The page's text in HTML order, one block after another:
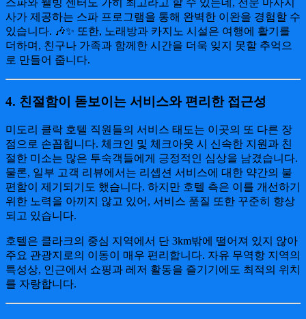
스파와 웰빙 센터도 가히 최고라고 할 수 있는데, 전문 마사지
사가 제공하는 스파 프로그램을 통해 완벽한 이완을 경험할 수
있습니다. 🎶✨ 또한, 노래방과 카지노 시설은 여행에 활기를
더하며, 친구나 가족과 함께한 시간을 더욱 잊지 못할 추억으
로 만들어 줍니다.
4. 친절함이 돋보이는 서비스와 편리한 접근성
미도리 클락 호텔 직원들의 서비스 태도는 이곳의 또 다른 장
점으로 손꼽힙니다. 체크인 및 체크아웃 시 신속한 지원과 친
절한 미소는 많은 투숙객들에게 긍정적인 심상을 남겼습니다.
물론, 일부 고객 리뷰에서는 리셉션 서비스에 대한 약간의 불
편함이 제기되기도 했습니다. 하지만 호텔 측은 이를 개선하기
위한 노력을 아끼지 않고 있어, 서비스 품질 또한 꾸준히 향상
되고 있습니다.
호텔은 클라크의 중심 지역에서 단 3km밖에 떨어져 있지 않아
주요 관광지로의 이동이 매우 편리합니다. 자유 무역항 지역의
특성상, 인근에서 쇼핑과 레저 활동을 즐기기에도 최적의 위치
를 자랑합니다.